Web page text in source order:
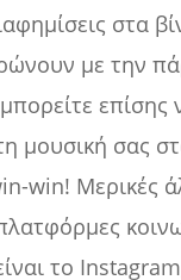
στα
με την
επίσης
μουσική σας
win! Μερικές
το